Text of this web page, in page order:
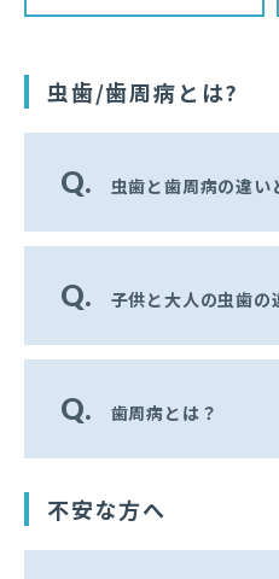
虫歯/歯周病とは?
Q. 虫歯と歯周病の違い
Q. 子供と大人の虫歯の
Q. 歯周病とは？
不安な方へ